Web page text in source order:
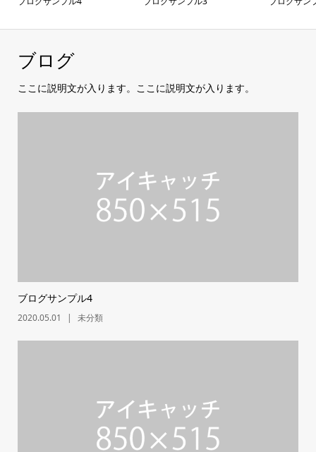
ブログ
ここに説明文が入ります。ここに説明文が入ります。
ブログサンプル4
2020.05.01 未分類